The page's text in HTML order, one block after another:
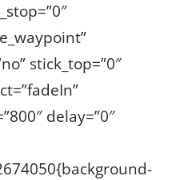
stick_top=”0″
delay=”0″